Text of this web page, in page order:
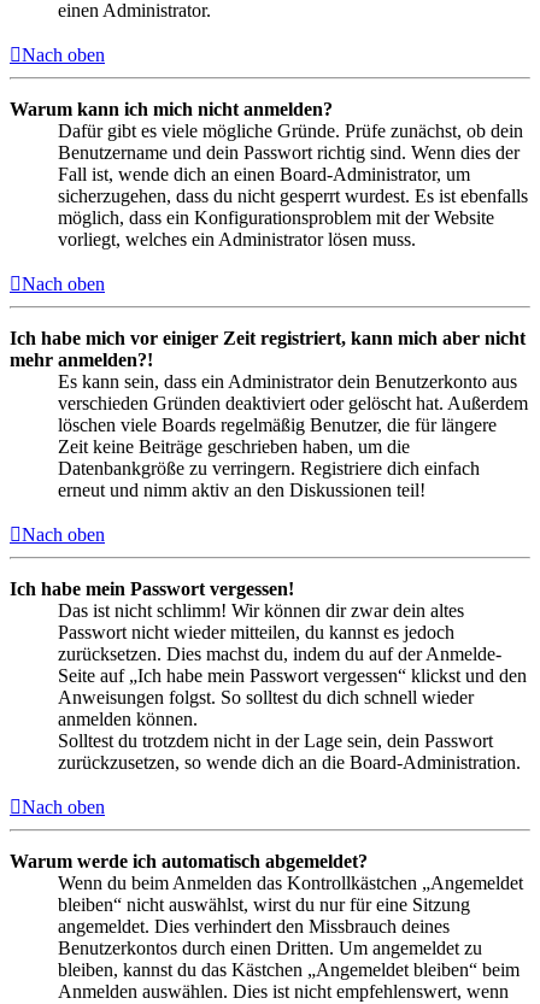
einen Administrator.
Nach oben
Warum kann ich mich nicht anmelden?
Dafür gibt es viele mögliche Gründe. Prüfe zunächst, ob dein
Benutzername und dein Passwort richtig sind. Wenn dies der
Fall ist, wende dich an einen Board-Administrator, um
sicherzugehen, dass du nicht gesperrt wurdest. Es ist ebenfalls
möglich, dass ein Konfigurationsproblem mit der Website
vorliegt, welches ein Administrator lösen muss.
Nach oben
Ich habe mich vor einiger Zeit registriert, kann mich aber nicht
mehr anmelden?!
Es kann sein, dass ein Administrator dein Benutzerkonto aus
verschieden Gründen deaktiviert oder gelöscht hat. Außerdem
löschen viele Boards regelmäßig Benutzer, die für längere
Zeit keine Beiträge geschrieben haben, um die
Datenbankgröße zu verringern. Registriere dich einfach
erneut und nimm aktiv an den Diskussionen teil!
Nach oben
Ich habe mein Passwort vergessen!
Das ist nicht schlimm! Wir können dir zwar dein altes
Passwort nicht wieder mitteilen, du kannst es jedoch
zurücksetzen. Dies machst du, indem du auf der Anmelde-
Seite auf „Ich habe mein Passwort vergessen“ klickst und den
Anweisungen folgst. So solltest du dich schnell wieder
anmelden können.
Solltest du trotzdem nicht in der Lage sein, dein Passwort
zurückzusetzen, so wende dich an die Board-Administration.
Nach oben
Warum werde ich automatisch abgemeldet?
Wenn du beim Anmelden das Kontrollkästchen „Angemeldet
bleiben“ nicht auswählst, wirst du nur für eine Sitzung
angemeldet. Dies verhindert den Missbrauch deines
Benutzerkontos durch einen Dritten. Um angemeldet zu
bleiben, kannst du das Kästchen „Angemeldet bleiben“ beim
Anmelden auswählen. Dies ist nicht empfehlenswert, wenn